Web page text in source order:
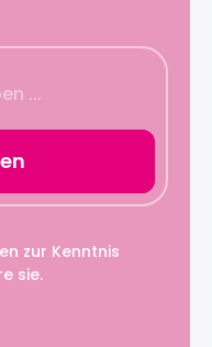
zur Kenntnis
sie.